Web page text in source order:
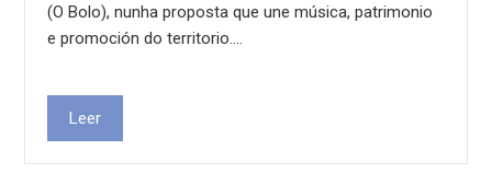
(O Bolo), nunha proposta que une música, patrimonio
e promoción do territorio.…
Leer